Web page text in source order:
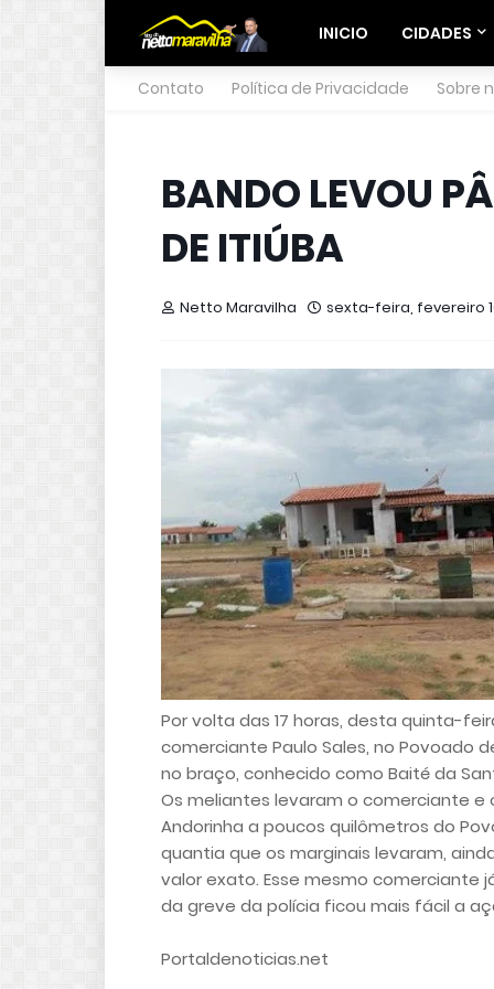
INICIO CIDADES
Contato Política de Privacidade Sobre
BANDO LEVOU
DE ITIÚBA
Netto Maravilha sexta-feira, fevereiro
Por volta das 17 horas, desta quinta-
comerciante Paulo Sales, no Povoado
no braço, conhecido como Baité da
Os meliantes levaram o comerciante
Andorinha a poucos quilômetros do
quantia que os marginais levaram,
valor exato. Esse mesmo comerciante
da greve da polícia ficou mais fácil a
Portaldenoticias.net